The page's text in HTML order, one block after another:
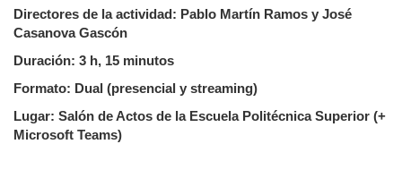
Directores de la actividad: Pablo Martín Ramos y José
Casanova Gascón
Duración: 3 h, 15 minutos
Formato: Dual (presencial y streaming)
Lugar: Salón de Actos de la Escuela Politécnica Superior (+
Microsoft Teams)